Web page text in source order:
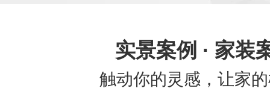
实景案例 · 家装
触动你的灵感，让家